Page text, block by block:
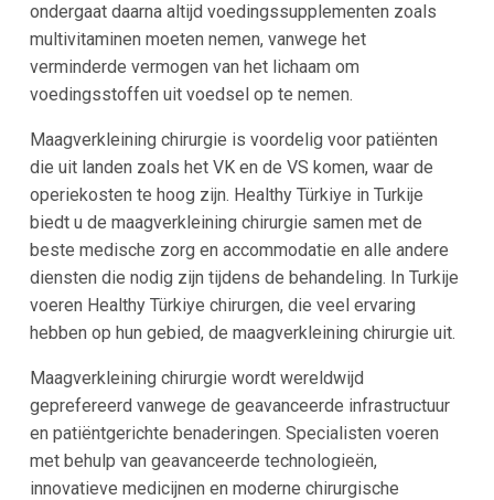
ondergaat daarna altijd voedingssupplementen zoals
multivitaminen moeten nemen, vanwege het
verminderde vermogen van het lichaam om
voedingsstoffen uit voedsel op te nemen.
Maagverkleining chirurgie is voordelig voor patiënten
die uit landen zoals het VK en de VS komen, waar de
operiekosten te hoog zijn. Healthy Türkiye in Turkije
biedt u de maagverkleining chirurgie samen met de
beste medische zorg en accommodatie en alle andere
diensten die nodig zijn tijdens de behandeling. In Turkije
voeren Healthy Türkiye chirurgen, die veel ervaring
hebben op hun gebied, de maagverkleining chirurgie uit.
Maagverkleining chirurgie wordt wereldwijd
geprefereerd vanwege de geavanceerde infrastructuur
en patiëntgerichte benaderingen. Specialisten voeren
met behulp van geavanceerde technologieën,
innovatieve medicijnen en moderne chirurgische